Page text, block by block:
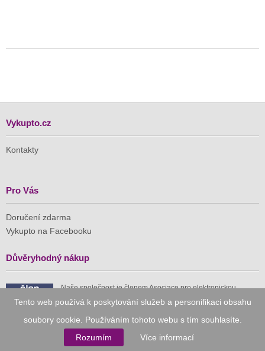
Tento web používá k poskytování služeb a personifikaci obsahu
soubory cookie. Používáním tohoto webu s tím souhlasíte.
Rozumím
Více informací
Vykupto.cz
Kontakty
Pro Vás
Doručení zdarma
Vykupto na Facebooku
Důvěryhodný nákup
Naše společnost je členem Asociace pro elektronickou